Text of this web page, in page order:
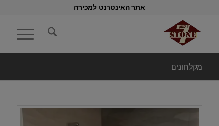
אתר האינטרנט למכירה
מקלחונים